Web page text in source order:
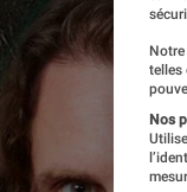
telles
Nos